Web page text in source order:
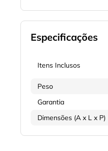
Especificações
Itens Inclusos
Peso
Garantia
Dimensões (A x L x P)